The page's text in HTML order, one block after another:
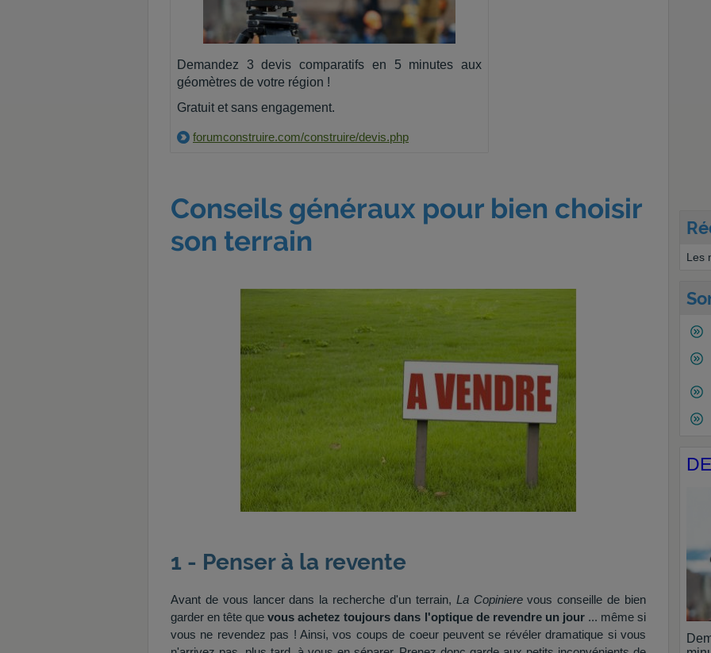
Demandez 3 devis comparatifs en 5 minutes aux
géomètres de votre région !
Gratuit et sans engagement.
forumconstruire.com/construire/devis.php
Conseils généraux pour bien choisir
son terrain
1 - Penser à la revente
Avant de vous lancer dans la recherche d'un terrain, La Copinierevous conseille de bien
garder en tête quevous achetez toujours dans l'optique de revendre un jour... même si
vous ne revendez pas ! Ainsi, vos coups de coeur peuvent se révéler dramatique si vous
Les